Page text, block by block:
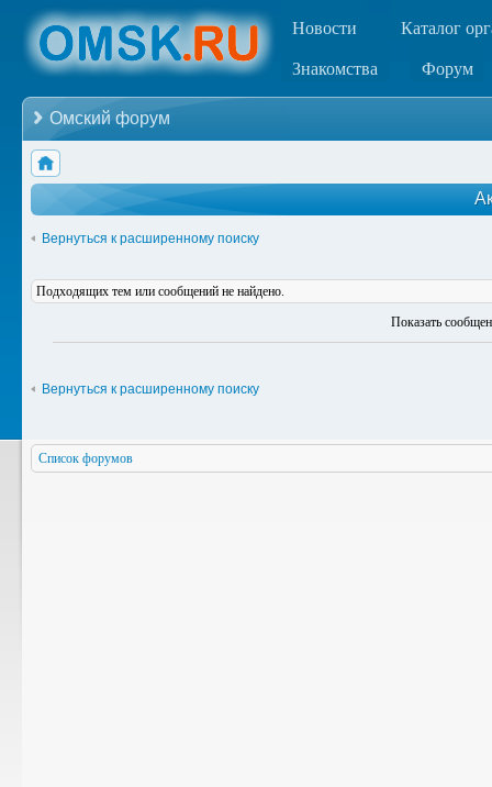
Новости Каталог
Знакомства Форум
Омский форум
Вернуться к расширенному поиску
Подходящих тем или сообщений не найдено.
Показать
Вернуться к расширенному поиску
Список форумов